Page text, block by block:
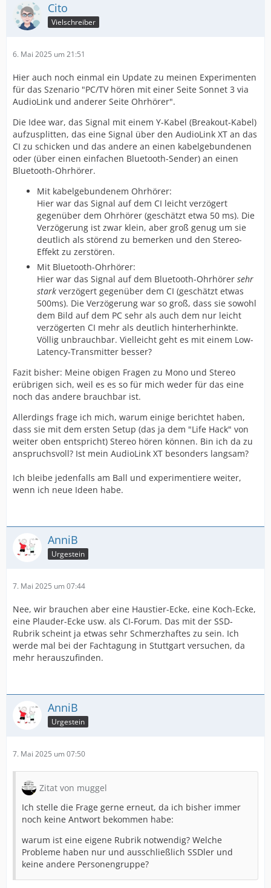
Cito
Vielschreiber
6. Mai 2025 um 21:51
Hier auch noch einmal ein Update zu meinen Experimenten
für das Szenario "PC/TV hören mit einer Seite Sonnet 3 via
AudioLink und anderer Seite Ohrhörer".
Die Idee war, das Signal mit einem Y-Kabel (Breakout-Kabel)
aufzusplitten, das eine Signal über den AudioLink XT an das
CI zu schicken und das andere an einen kabelgebundenen
oder (über einen einfachen Bluetooth-Sender) an einen
Bluetooth-Ohrhörer.
Mit kabelgebundenem Ohrhörer:
Hier war das Signal auf dem CI leicht verzögert
gegenüber dem Ohrhörer (geschätzt etwa 50 ms). Die
Verzögerung ist zwar klein, aber groß genug um sie
deutlich als störend zu bemerken und den Stereo-
Effekt zu zerstören.
Mit Bluetooth-Ohrhörer:
Hier war das Signal auf dem Bluetooth-Ohrhörer sehr
stark verzögert gegenüber dem CI (geschätzt etwas
500ms). Die Verzögerung war so groß, dass sie sowohl
dem Bild auf dem PC sehr als auch dem nur leicht
verzögerten CI mehr als deutlich hinterherhinkte.
Völlig unbrauchbar. Vielleicht geht es mit einem Low-
Latency-Transmitter besser?
Fazit bisher: Meine obigen Fragen zu Mono und Stereo
erübrigen sich, weil es es so für mich weder für das eine
noch das andere brauchbar ist.
Allerdings frage ich mich, warum einige berichtet haben,
dass sie mit dem ersten Setup (das ja dem "Life Hack" von
weiter oben entspricht) Stereo hören können. Bin ich da zu
anspruchsvoll? Ist mein AudioLink XT besonders langsam?
Ich bleibe jedenfalls am Ball und experimentiere weiter,
wenn ich neue Ideen habe.
AnniB
Urgestein
7. Mai 2025 um 07:44
Nee, wir brauchen aber eine Haustier-Ecke, eine Koch-Ecke,
eine Plauder-Ecke usw. als CI-Forum. Das mit der SSD-
Rubrik scheint ja etwas sehr Schmerzhaftes zu sein. Ich
werde mal bei der Fachtagung in Stuttgart versuchen, da
mehr herauszufinden.
AnniB
Urgestein
7. Mai 2025 um 07:50
Zitat von muggel
Ich stelle die Frage gerne erneut, da ich bisher immer
noch keine Antwort bekommen habe:
warum ist eine eigene Rubrik notwendig? Welche
Probleme haben nur und ausschließlich SSDler und
keine andere Personengruppe?